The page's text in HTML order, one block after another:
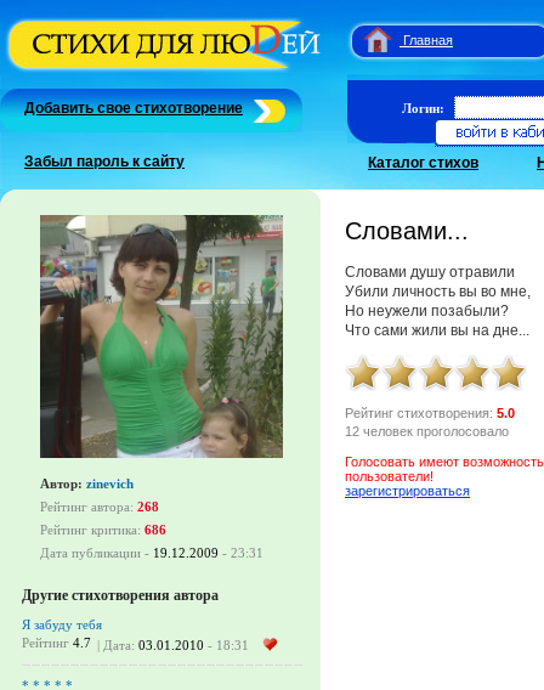
Главная
Добавить свое стихотворение
Забыл пароль к сайту
Логин:
Каталог стихов
Автор: zinevich
Рейтинг автора: 268
Рейтинг критика: 686
Дата публикации - 19.12.2009 - 23:31
Другие стихотворения автора
Я забуду тебя
Рейтинг 4.7 | Дата: 03.01.2010 - 18:31
* * * * *
Словами...
Словами душу отравили
Убили личность вы во мне,
Но неужели позабыли?
Что сами жили вы на дне...
Рейтинг стихотворения: 5.0
12 человек проголосовало
Голосовать имеют
пользователи!
зарегистрироваться